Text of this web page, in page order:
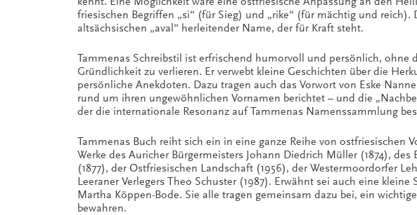
friesischen Begriffen „si“ (für Sieg) und „rike“ (für mächtig und
altsächsischen „aval“ herleitender Name, der für Kraft steht.
Tammenas Schreibstil ist erfrischend humorvoll und persönlich, ohne
Gründlichkeit zu verlieren. Er verwebt kleine Geschichten über die
persönliche Anekdoten. Dazu tragen auch das Vorwort von Eske
rund um ihren ungewöhnlichen Vornamen berichtet – und die
der die internationale Resonanz auf Tammenas Namenssammlung
Tammenas Buch reiht sich ein in eine ganze Reihe von ostfriesischen
Werke des Auricher Bürgermeisters Johann Diedrich Müller (1874),
(1877), der Ostfriesischen Landschaft (1956), der Westermoordorfer
Leeraner Verlegers Theo Schuster (1987). Erwähnt sei auch eine
Martha Köppen-Bode. Sie alle tragen gemeinsam dazu bei, ein
bewahren.